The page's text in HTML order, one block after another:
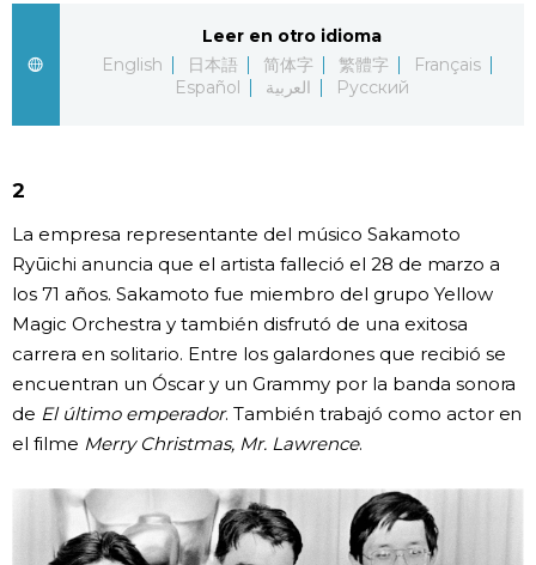
Datos de Japón
Fragmentos de Japón
Blog
Tokio
Avisos
Leer en otro idioma
English
日本語 简体字 繁體字
Français
Español
العربية Русский
2
La empresa representante del músico Sakamoto
Ryūichi anuncia que el artista falleció el 28 de marzo a
los 71 años. Sakamoto fue miembro del grupo Yellow
Magic Orchestra y también disfrutó de una exitosa
carrera en solitario. Entre los galardones que recibió se
encuentran un Óscar y un Grammy por la banda sonora
de El último emperador. También trabajó como actor en
el filme Merry Christmas, Mr. Lawrence.